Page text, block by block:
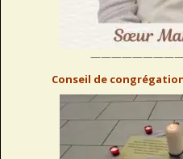
Conseil de